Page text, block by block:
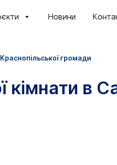
Новини
громади
кімнати в